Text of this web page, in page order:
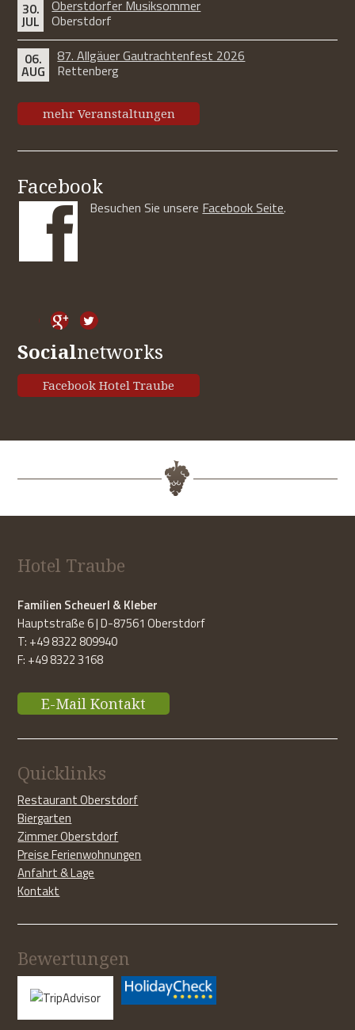
30.
JUL
Oberstdorfer Musiksommer
Oberstdorf
06.
AUG
87. Allgäuer Gautrachtenfest 2026
Rettenberg
mehr Veranstaltungen
Facebook
Besuchen Sie unsere Facebook Seite.
Socialnetworks
Facebook Hotel Traube
Hotel Traube
Familien Scheuerl & Kleber
Hauptstraße 6 | D-87561 Oberstdorf
T: +49 8322 809940
F: +49 8322 3168
E-Mail Kontakt
Quicklinks
Restaurant Oberstdorf
Biergarten
Zimmer Oberstdorf
Preise Ferienwohnungen
Anfahrt & Lage
Kontakt
Bewertungen